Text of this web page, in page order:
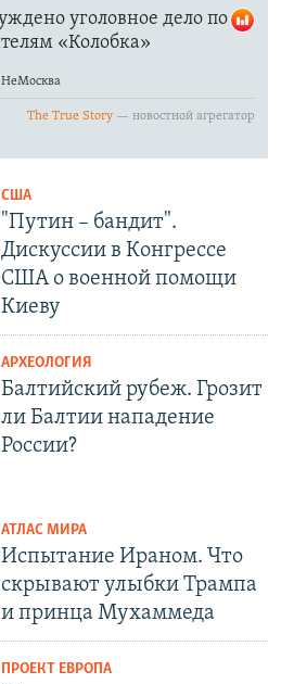
США
"Путин – бандит".
Дискуссии в Конгрессе
США о военной помощи
Киеву
АРХЕОЛОГИЯ
Балтийский рубеж. Грозит
ли Балтии нападение
России?
АТЛАС МИРА
Испытание Ираном. Что
скрывают улыбки Трампа
и принца Мухаммеда
ПРОЕКТ ЕВРОПА